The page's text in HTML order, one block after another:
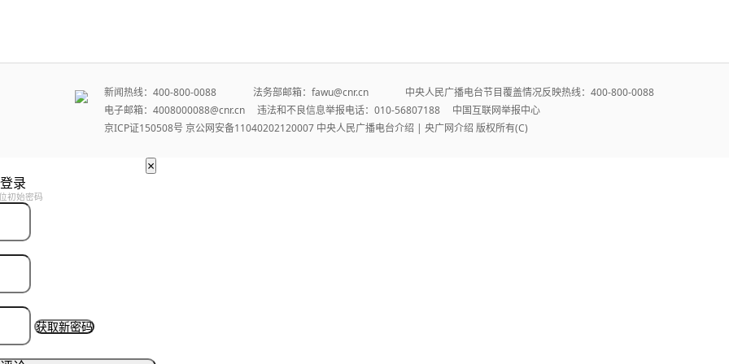
新闻热线：400-800-0088 法务部邮箱：fawu@cnr.cn 中央人民广播电台节目覆盖情况反映热线：400-800-0088
电子邮箱：4008000088@cnr.cn 违法和不良信息举报电话：010-56807188 中国互联网举报中心
京ICP证150508号 京公网安备11040202120007 中央人民广播电台介绍 | 央广网介绍 版权所有(C)
×
录
初始密码
获取新密码